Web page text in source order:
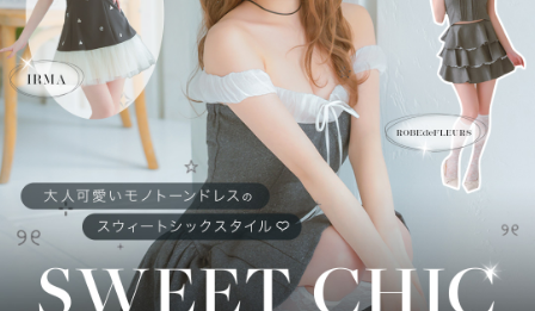
膝丈ドレス
前ミニドレス
タイトロングドレス
Aラインロングドレス